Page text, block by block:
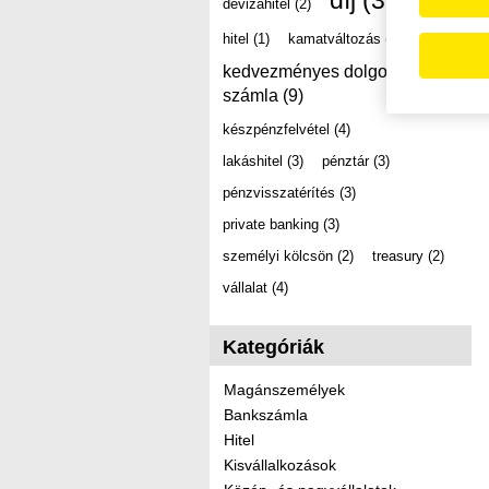
devizahitel (2)
hitel (1) kamatváltozás (2)
kedvezményes dolgozói
számla (9)
készpénzfelvétel (4)
lakáshitel (3) pénztár (3)
pénzvisszatérítés (3)
private banking (3)
személyi kölcsön (2) treasury (2)
vállalat (4)
Kategóriák
Magánszemélyek
Bankszámla
Hitel
Kisvállalkozások